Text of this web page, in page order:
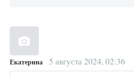
Екатерина 5 августа 2024, 02:36